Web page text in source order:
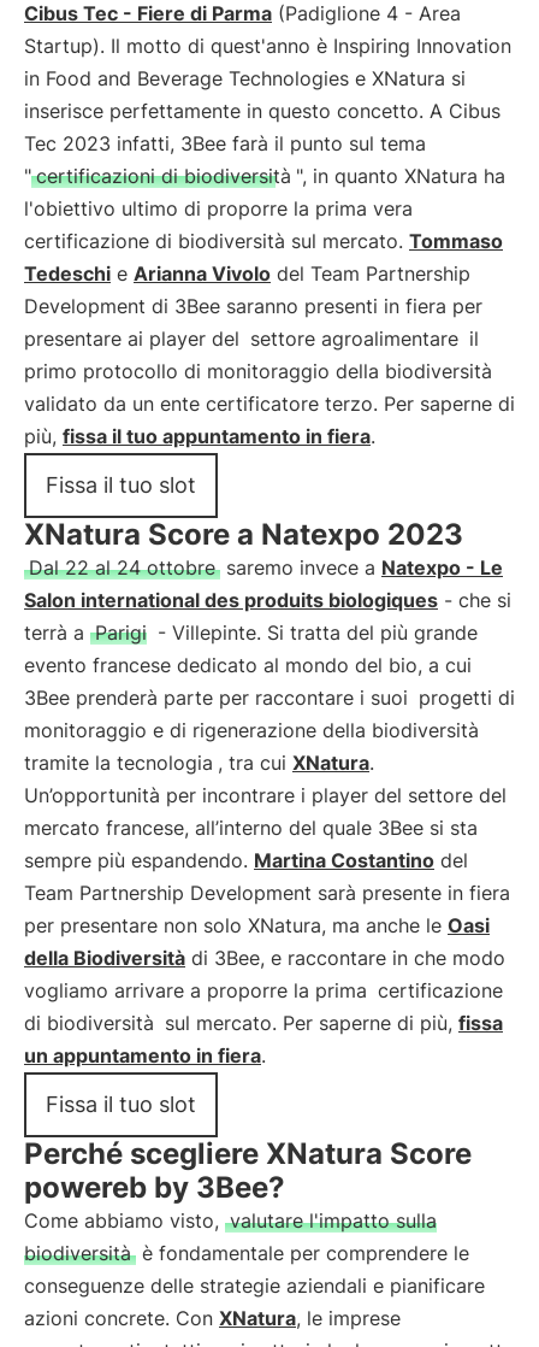
Cibus Tec - Fiere di Parma (Padiglione 4 - Area
Startup). Il motto di quest'anno è Inspiring Innovation
in Food and Beverage Technologies e XNatura si
inserisce perfettamente in questo concetto. A Cibus
Tec 2023 infatti, 3Bee farà il punto sul tema
" certificazioni di biodiversità ", in quanto XNatura ha
l'obiettivo ultimo di proporre la prima vera
certificazione di biodiversità sul mercato. Tommaso
Tedeschi e Arianna Vivolo del Team Partnership
Development di 3Bee saranno presenti in fiera per
presentare ai player del settore agroalimentare il
primo protocollo di monitoraggio della biodiversità
validato da un ente certificatore terzo. Per saperne di
più, fissa il tuo appuntamento in fiera.
Fissa il tuo slot
XNatura Score a Natexpo 2023
Dal 22 al 24 ottobre saremo invece a Natexpo - Le
Salon international des produits biologiques - che si
terrà a Parigi - Villepinte. Si tratta del più grande
evento francese dedicato al mondo del bio, a cui
3Bee prenderà parte per raccontare i suoi progetti di
monitoraggio e di rigenerazione della biodiversità
tramite la tecnologia , tra cui XNatura.
Un’opportunità per incontrare i player del settore del
mercato francese, all’interno del quale 3Bee si sta
sempre più espandendo. Martina Costantino del
Team Partnership Development sarà presente in fiera
per presentare non solo XNatura, ma anche le Oasi
della Biodiversità di 3Bee, e raccontare in che modo
vogliamo arrivare a proporre la prima certificazione
di biodiversità sul mercato. Per saperne di più, fissa
un appuntamento in fiera.
Fissa il tuo slot
Perché scegliere XNatura Score
powereb by 3Bee?
Come abbiamo visto, valutare l'impatto sulla
biodiversità è fondamentale per comprendere le
conseguenze delle strategie aziendali e pianificare
azioni concrete. Con XNatura, le imprese